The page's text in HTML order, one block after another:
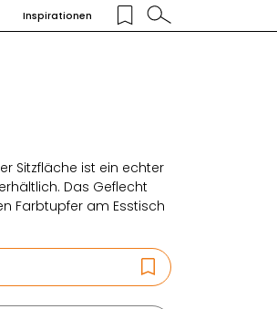
Inspirationen
Sitzfläche ist ein echter
Das Geflecht
Farbtupfer am Esstisch